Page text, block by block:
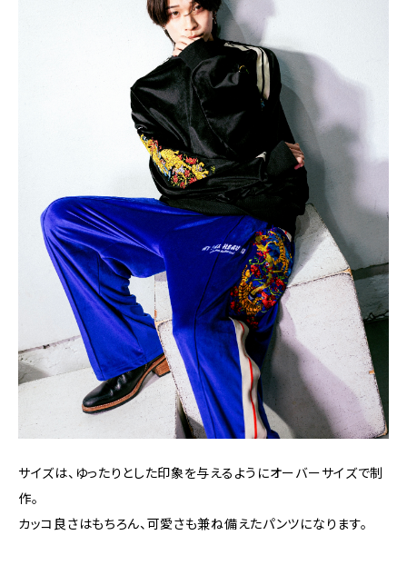
サイズは、ゆったりとした印象を与えるようにオーバーサイズで制
作。
カッコ良さはもちろん、可愛さも兼ね備えたパンツになります。